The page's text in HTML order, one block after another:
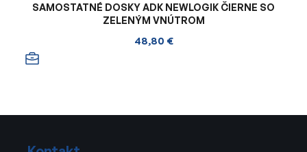
SAMOSTATNÉ DOSKY ADK NEWLOGIK ČIERNE SO
ZELENÝM VNÚTROM
48,80 €